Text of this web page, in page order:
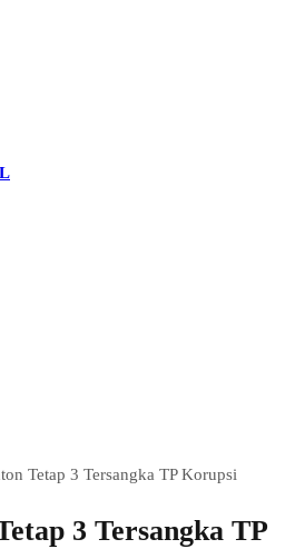
Tetap 3 Tersangka TP Korupsi
3 Tersangka TP